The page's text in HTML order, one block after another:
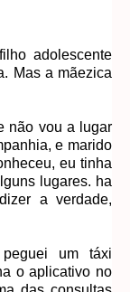
adolescente
Mas a mãezica
não vou a lugar
e marido
eu tinha
lugares. ha
a verdade,
um táxi
o aplicativo no